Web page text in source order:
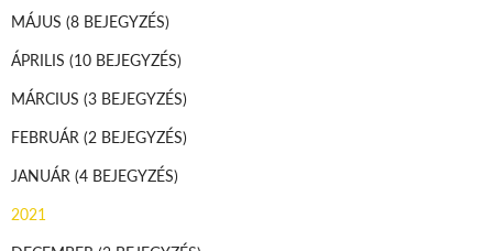
MÁJUS (8 BEJEGYZÉS)
ÁPRILIS (10 BEJEGYZÉS)
MÁRCIUS (3 BEJEGYZÉS)
FEBRUÁR (2 BEJEGYZÉS)
JANUÁR (4 BEJEGYZÉS)
2021